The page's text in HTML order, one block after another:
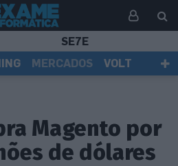
SE7E
MERCADOS
VOLT
Magento por
de dólares